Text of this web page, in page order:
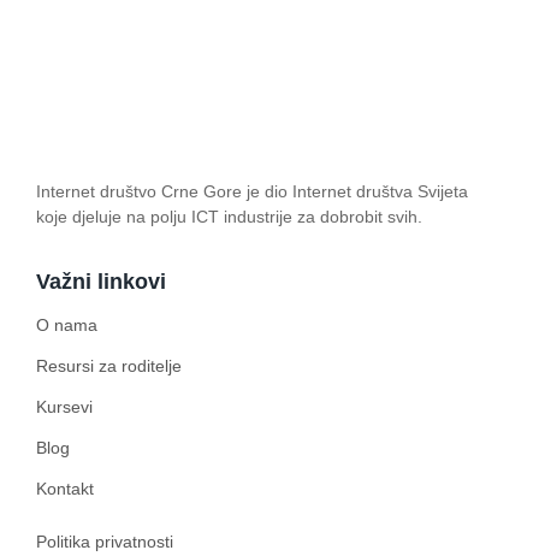
Internet društvo Crne Gore je dio Internet društva Svijeta
koje djeluje na polju ICT industrije za dobrobit svih.
Važni linkovi
O nama
Resursi za roditelje
Kursevi
Blog
Kontakt
Politika privatnosti